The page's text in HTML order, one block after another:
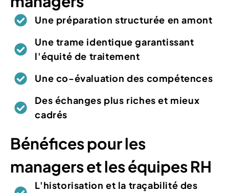
Une préparation structurée en amont
Une trame identique garantissant
l'équité de traitement
Une co-évaluation des compétences
Des échanges plus riches et mieux
cadrés
Bénéfices pour les
managers et les équipes RH
L'historisation et la traçabilité des